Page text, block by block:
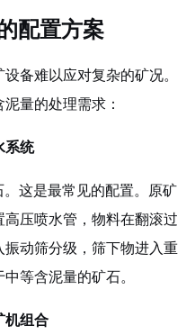
配置方案
备难以应对复杂的矿况。
量的处理需求：
系统
这是最常见的配置。原矿
压喷水管，物料在翻滚过
动筛分级，筛下物进入重
等含泥量的矿石。
机组合